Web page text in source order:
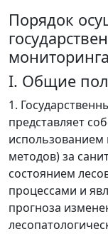
Порядок
мониторинга
I. Общие
1.
представляет
методов) за
состоянием
процессами и
прогноза